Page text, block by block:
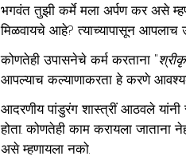
भगवंत तुझी कर्मे मला अर्पण कर असे
मिळवायचे आहे? त्याच्यापासून आपलाच
कोणतेही उपासनेचे कर्म करताना "
आपल्याच कल्याणाकरता हे करणे
आदरणीय पांडुरंग शास्त्रीं आठवले
होता. कोणतेही काम करायला जाताना
असे म्हणायला नको.